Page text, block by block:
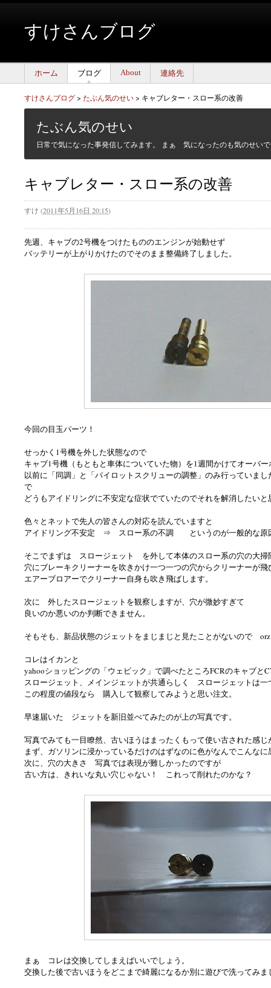
すけさんブログ
ホーム ブログ About 連絡先
すけさんブログ> たぶん気のせい> キャブレター・スロー系の改善
たぶん気のせい
日常で気になった事発信してみます。 まぁ 気になったのも気のせい
キャブレター・スロー系の改善
すけ (2011年5月16日 20:15)
先週、キャブの2号機をつけたもののエンジンが始動せず
バッテリーが上がりかけたのでそのまま整備終了しました。
今回の目玉パーツ！
せっかく1号機を外した状態なので
キャブ1号機（もともと車体についていた物）を1週間かけてオーバ
以前に「同調」と「パイロットスクリューの調整」のみ行っていま
で
どうもアイドリングに不安定な症状でていたのでそれを解消したい
色々とネットで先人の皆さんの対応を読んでいますと
アイドリング不安定 ⇒ スロー系の不調 というのが一般的な原
そこでまずは スロージェット を外して本体のスロー系の穴の大掃
穴にブレーキクリーナーを吹きかけ一つ一つの穴からクリーナーが
エアーブロアーでクリーナー自身も吹き飛ばします。
次に 外したスロージェットを観察しますが、穴が微妙すぎて
良いのか悪いのか判断できません。
そもそも、新品状態のジェットをまじまじと見たことがないので
コレはイカンと
yahooショッピングの「ウェビック」で調べたところFCRのキャブと
スロージェット、メインジェットが共通らしく スロージェットは
この程度の値段なら 購入して観察してみようと思い注文。
早速届いた ジェットを新旧並べてみたのが上の写真です。
写真でみても一目瞭然、古いほうはまったくもって使い古された感じ
まず、ガソリンに浸かっているだけのはずなのに色がなんでこんな
次に、穴の大きさ 写真では表現が難しかったのですが
古い方は、きれいな丸い穴じゃない！ これって削れたのかな？
まぁ コレは交換してしまえばいいでしょう。
交換した後で古いほうをどこまで綺麗になるか別に遊びで洗ってみま